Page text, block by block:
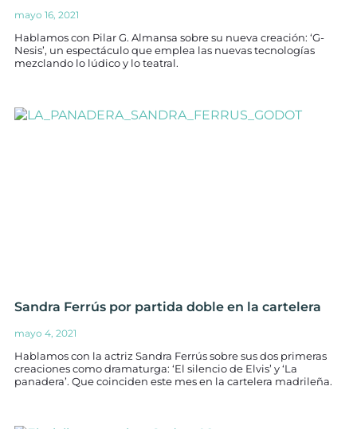
mayo 16, 2021
Hablamos con Pilar G. Almansa sobre su nueva creación: ‘G-
Nesis’, un espectáculo que emplea las nuevas tecnologías
mezclando lo lúdico y lo teatral.
Sandra Ferrús por partida doble en la cartelera
mayo 4, 2021
Hablamos con la actriz Sandra Ferrús sobre sus dos primeras
creaciones como dramaturga: ‘El silencio de Elvis’ y ‘La
panadera’. Que coinciden este mes en la cartelera madrileña.